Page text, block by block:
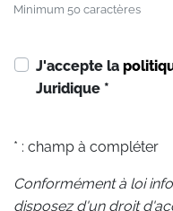
Minimum 50 caractères
J'accepte la
Juridique *
* : champ à compléter
Conformément à loi
disposez d'un droit